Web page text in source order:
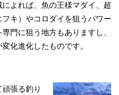
よれば、魚の王様マダイ、超
キ）やコロダイを狙うパワー
門に狙う地方もありますし、
化進化したものです。
張る釣り